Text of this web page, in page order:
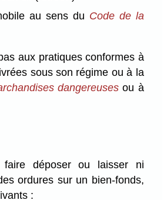
au sens du Code de la
aux pratiques conformes à
sous son régime ou à la
dangereuses ou à
déposer ou laisser ni
ordures sur un bien-fonds,
: